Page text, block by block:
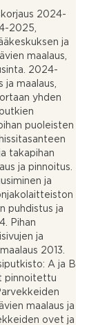
2024-
2025,
ja
maalaus,
2024-
maalaus,
yhden
puoleisten
takapihan
ja pinnoitus.
ja
puhdistus ja
Pihan
ja
2013.
A ja B
pinnoitettu
maalaus ja
ovet ja